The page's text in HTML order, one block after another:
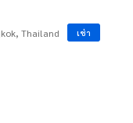
Thailand เช่า